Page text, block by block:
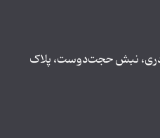
نبش حجت‌دوست، پلاک